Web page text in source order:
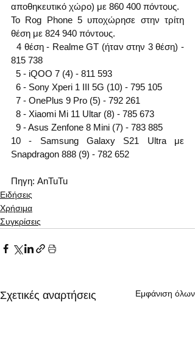
αποθηκευτικό χώρο) με 860 400 πόντους.
Το Rog Phone 5 υποχώρησε στην τρίτη
θέση με 824 940 πόντους.
  4 θέση - Realme GT (ήταν στην 3 θέση) -
815 738
  5 - iQOO 7 (4) - 811 593
  6 - Sony Xperi 1 III 5G (10) - 795 105
  7 - OnePlus 9 Pro (5) - 792 261
  8 - Xiaomi Mi 11 Ultar (8) - 785 673
  9 - Asus Zenfone 8 Mini (7) - 783 885
10 - Samsung Galaxy S21 Ultra με
Snapdragon 888 (9) - 782 652
Πηγη: AnTuTu
Ειδήσεις
Χρήσιμα
Συγκρίσεις
Σχετικές αναρτήσεις Εμφάνιση όλων